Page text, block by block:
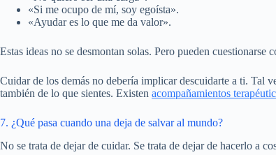
«Si me ocupo de mí, soy egoísta».
«Ayudar es lo que me da valor».
Estas ideas no se desmontan solas. Pero pueden cuestionarse
Cuidar de los demás no debería implicar descuidarte a ti. Tal
también de lo que sientes. Existen acompañamientos
7. ¿Qué pasa cuando una deja de salvar al mundo?
No se trata de dejar de cuidar. Se trata de dejar de hacerlo a